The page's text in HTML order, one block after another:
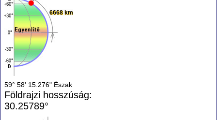
6668 km
59° 58' 15.276" Észak
Földrajzi hosszúság:
30.25789°